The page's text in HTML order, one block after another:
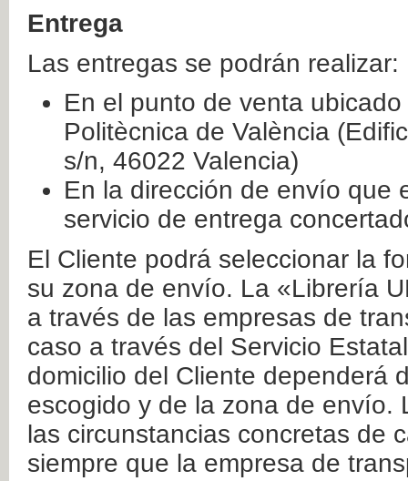
Entrega
Las entregas se podrán realizar:
En el punto de venta
Politècnica de València
s/n, 46022 Valencia)
En la dirección de envío que
servicio de entrega
El Cliente podrá seleccionar la
su zona de envío. La «Librería
a través de las empresas de
caso a través del Servicio
domicilio del Cliente dependerá
escogido y de la zona de envío.
las circunstancias concretas de
siempre que la empresa de